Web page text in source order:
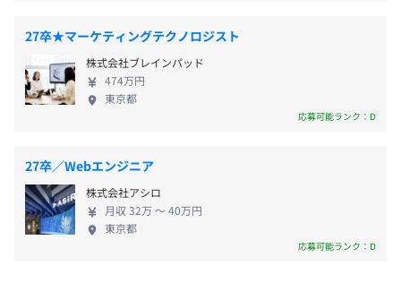
・隔週でエンジニア全員で技術的な知見共有や興味の発信
をおこなう技術共有会があります。
・業務後にたまに開催されるフリートークLT大会があり
【文化】
・win session：OKRに沿い隔週で各PJでの成果発表で称
え合う。
・Yappdate day：隔週で改善業務をおこない成果発表で
雇用関係なし
前年度の月平均所定外労働時間の実績
9.9時間
前事業年度の育児休業取得者数／出産者数
役員及び管理的地位にある者に占める女性の割合
役員30.0%
管理職32.0%
27卒★マーケティングテクノロジスト
株式会社ブレインパッド
474万円
東京都
応募可能ランク：D
27卒／Webエンジニア
株式会社アシロ
月収 32万 〜 40万円
東京都
応募可能ランク：D